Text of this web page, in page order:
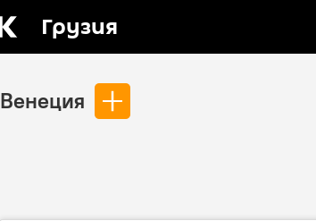
Грузия
Венеция